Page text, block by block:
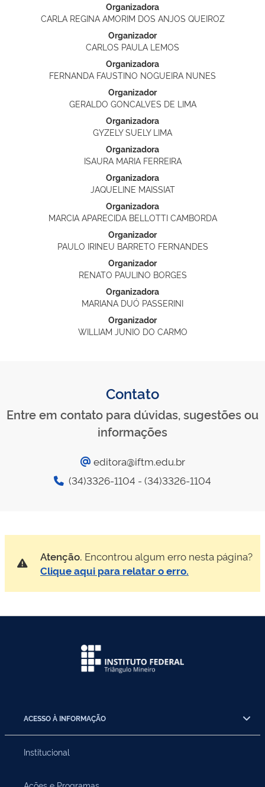
Organizadora
CARLA REGINA AMORIM DOS ANJOS QUEIROZ
Organizador
CARLOS PAULA LEMOS
Organizadora
FERNANDA FAUSTINO NOGUEIRA NUNES
Organizador
GERALDO GONCALVES DE LIMA
Organizadora
GYZELY SUELY LIMA
Organizadora
ISAURA MARIA FERREIRA
Organizadora
JAQUELINE MAISSIAT
Organizadora
MARCIA APARECIDA BELLOTTI CAMBORDA
Organizador
PAULO IRINEU BARRETO FERNANDES
Organizador
RENATO PAULINO BORGES
Organizadora
MARIANA DUÓ PASSERINI
Organizador
WILLIAM JUNIO DO CARMO
Contato
Entre em contato para dúvidas, sugestões ou
informações
editora@iftm.edu.br
(34)3326-1104 - (34)3326-1104
Atenção. Encontrou algum erro nesta página?
Clique aqui para relatar o erro.
ACESSO À INFORMAÇÃO
Institucional